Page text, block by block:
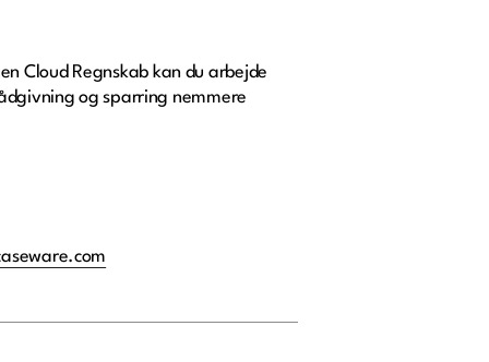
Cloud Regnskab kan du arbejde
og sparring nemmere